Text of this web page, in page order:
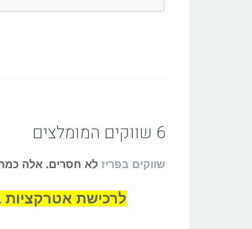
6 שווקים המומלצים
שווקים בפריז לא חסרים. אלה
לרכישת אטרקציות בפריז